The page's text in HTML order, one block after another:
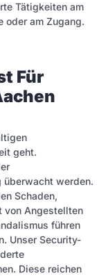
Tätigkeiten am
oder am Zugang.
Für
geht.
werden.
Schaden,
von Angestellten
führen
Unser Security-
Diese reichen